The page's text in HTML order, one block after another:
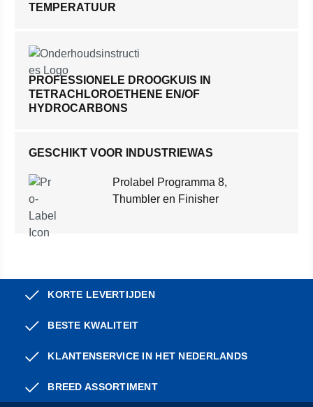
TEMPERATUUR
PROFESSIONELE DROOGKUIS IN
TETRACHLOROETHENE EN/OF
HYDROCARBONS
GESCHIKT VOOR INDUSTRIEWAS
Prolabel Programma 8,
Thumbler en Finisher
KORTE LEVERTIJDEN
BESTE KWALITEIT
KLANTENSERVICE IN HET NEDERLANDS
BREED ASSORTIMENT